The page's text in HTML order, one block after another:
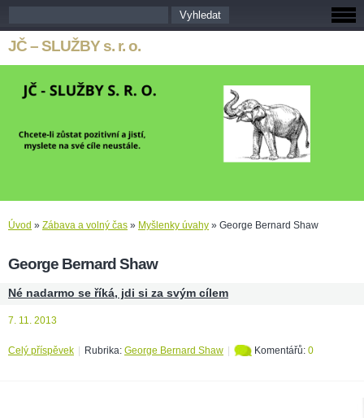
JČ – SLUŽBY s. r. o.
Úvod » Zábava a volný čas » Myšlenky úvahy » George Bernard Shaw
George Bernard Shaw
Né nadarmo se říká, jdi si za svým cílem
7. 11. 2013
Celý příspěvek Rubrika: George Bernard Shaw Komentářů: 0